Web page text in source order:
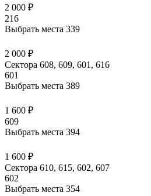
2 000 ₽
216
Выбрать места 339
2 000 ₽
Сектора 608, 609, 601, 616
601
Выбрать места 389
1 600 ₽
609
Выбрать места 394
1 600 ₽
Сектора 610, 615, 602, 607
602
Выбрать места 354